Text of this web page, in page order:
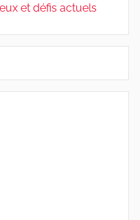
et défis actuels